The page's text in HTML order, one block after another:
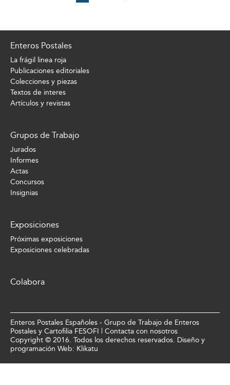
Enteros Postales
La frágil linea roja
Publicaciones editoriales
Colecciones y piezas
Textos de interes
Artículos y revistas
Grupos de Trabajo
Jurados
Informes
Actas
Concursos
Insignias
Exposiciones
Próximas exposiciones
Exposiciones celebradas
Colabora
Enteros Postales Españoles - Grupo de Trabajo de Enteros
Postales y Cartofilia FESOFI | Contacta con nosotros
Copyright © 2016. Todos los derechos reservados. Diseño y
programación Web: Klikatu